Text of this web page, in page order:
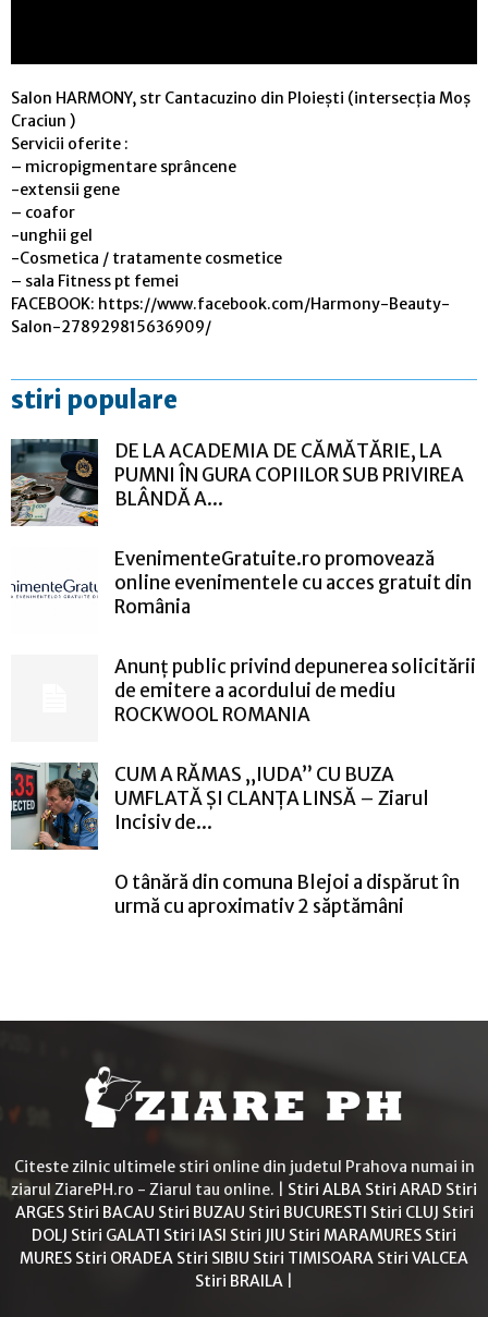
Salon HARMONY, str Cantacuzino din Ploiești (intersecția Moș
Craciun )
Servicii oferite :
– micropigmentare sprâncene
-extensii gene
– coafor
-unghii gel
-Cosmetica / tratamente cosmetice
– sala Fitness pt femei
FACEBOOK: https://www.facebook.com/Harmony-Beauty-
Salon-278929815636909/
stiri populare
DE LA ACADEMIA DE CĂMĂTĂRIE, LA
PUMNI ÎN GURA COPIILOR SUB PRIVIREA
BLÂNDĂ A...
EvenimenteGratuite.ro promovează
online evenimentele cu acces gratuit din
România
Anunț public privind depunerea solicitării
de emitere a acordului de mediu
ROCKWOOL ROMANIA
CUM A RĂMAS „IUDA” CU BUZA
UMFLATĂ ȘI CLANȚA LINSĂ – Ziarul
Incisiv de...
O tânără din comuna Blejoi a dispărut în
urmă cu aproximativ 2 săptămâni
Citeste zilnic ultimele stiri online din judetul Prahova numai in
ziarul ZiarePH.ro - Ziarul tau online. | Stiri ALBA Stiri ARAD Stiri
ARGES Stiri BACAU Stiri BUZAU Stiri BUCURESTI Stiri CLUJ Stiri
DOLJ Stiri GALATI Stiri IASI Stiri JIU Stiri MARAMURES Stiri
MURES Stiri ORADEA Stiri SIBIU Stiri TIMISOARA Stiri VALCEA
Stiri BRAILA